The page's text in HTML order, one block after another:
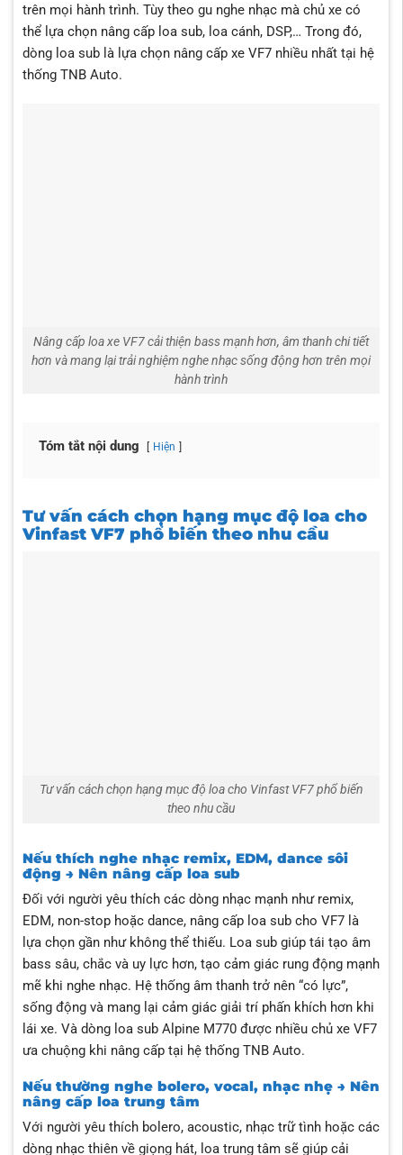
Thường xuyên có chương trình khuyến mãi theo tháng và
dịp đặc biệt
trên mọi hành trình. Tùy theo gu nghe nhạc mà chủ xe có
thể lựa chọn nâng cấp loa sub, loa cánh, DSP,… Trong đó,
dòng loa sub là lựa chọn nâng cấp xe VF7 nhiều nhất tại hệ
thống TNB Auto.
Nâng cấp loa xe VF7 cải thiện bass mạnh hơn, âm thanh chi tiết
hơn và mang lại trải nghiệm nghe nhạc sống động hơn trên mọi
hành trình
Tóm tắt nội dung Hiện
Tư vấn cách chọn hạng mục độ loa cho
Vinfast VF7 phổ biến theo nhu cầu
Tư vấn cách chọn hạng mục độ loa cho Vinfast VF7 phổ biến
theo nhu cầu
Nếu thích nghe nhạc remix, EDM, dance sôi
động → Nên nâng cấp loa sub
Đối với người yêu thích các dòng nhạc mạnh như remix,
EDM, non-stop hoặc dance, nâng cấp loa sub cho VF7 là
lựa chọn gần như không thể thiếu. Loa sub giúp tái tạo âm
bass sâu, chắc và uy lực hơn, tạo cảm giác rung động mạnh
mẽ khi nghe nhạc. Hệ thống âm thanh trở nên “có lực”,
sống động và mang lại cảm giác giải trí phấn khích hơn khi
lái xe. Và dòng loa sub Alpine M770 được nhiều chủ xe VF7
ưa chuộng khi nâng cấp tại hệ thống TNB Auto.
Nếu thường nghe bolero, vocal, nhạc nhẹ → Nên
nâng cấp loa trung tâm
Với người yêu thích bolero, acoustic, nhạc trữ tình hoặc các
dòng nhạc thiên về giọng hát, loa trung tâm sẽ giúp cải